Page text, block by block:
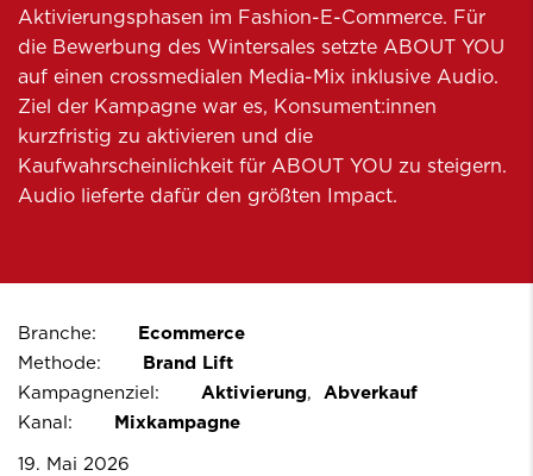
Aktivierungsphasen im Fashion-E-Commerce. Für
die Bewerbung des Wintersales setzte ABOUT YOU
auf einen crossmedialen Media-Mix inklusive Audio.
Ziel der Kampagne war es, Konsument:innen
kurzfristig zu aktivieren und die
Kaufwahrscheinlichkeit für ABOUT YOU zu steigern.
Audio lieferte dafür den größten Impact.
Branche:
Ecommerce
Methode:
Brand Lift
Kampagnenziel:
Aktivierung
Abverkauf
Kanal:
Mixkampagne
19. Mai 2026